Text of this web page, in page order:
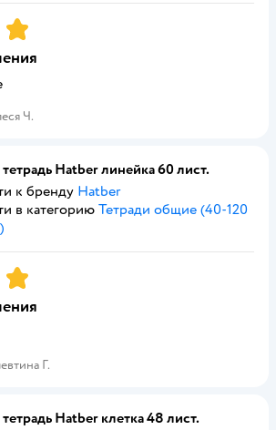
Ч.
Hatber линейка 60 лист.
к бренду Hatber
в категорию Тетради общие (40-120
Г.
Hatber клетка 48 лист.